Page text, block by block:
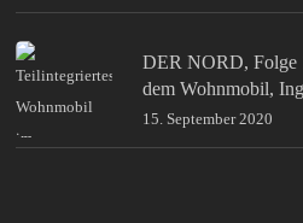
DER NORD, Folge
dem Wohnmobil,
15. September 2020